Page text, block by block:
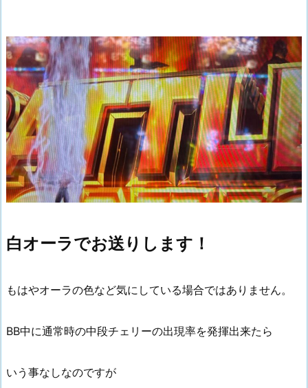
白オーラでお送りします！
もはやオーラの色など気にしている場合ではありません。
BB中に通常時の中段チェリーの出現率を発揮出来たら
いう事なしなのですが